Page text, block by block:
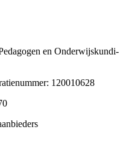
en Onder­wijs­kun­di­
120010628